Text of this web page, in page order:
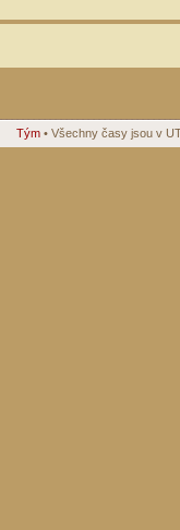
Tým • Všechny časy jsou v